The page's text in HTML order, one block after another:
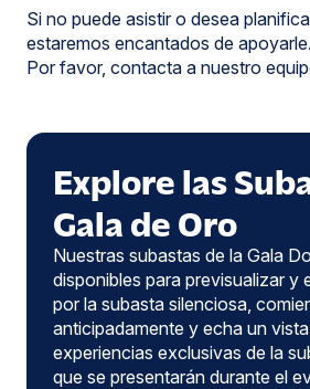
Si no puede asistir o desea
estaremos encantados de apoyarle.
Por favor, contacta a nuestro
Explore las
Gala de Oro
Nuestras subastas de la Gala
disponibles para previsualizar y
por la subasta silenciosa,
anticipadamente y echa un
experiencias exclusivas de la
que se presentarán durante el